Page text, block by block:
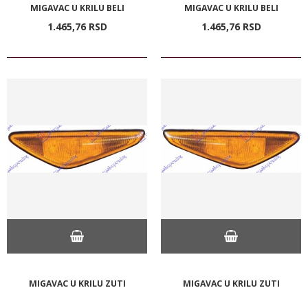
MIGAVAC U KRILU BELI
1.465,76 RSD
MIGAVAC U KRILU BELI
1.465,76 RSD
MIGAVAC U KRILU ZUTI MIGAVAC U KRILU ZUTI